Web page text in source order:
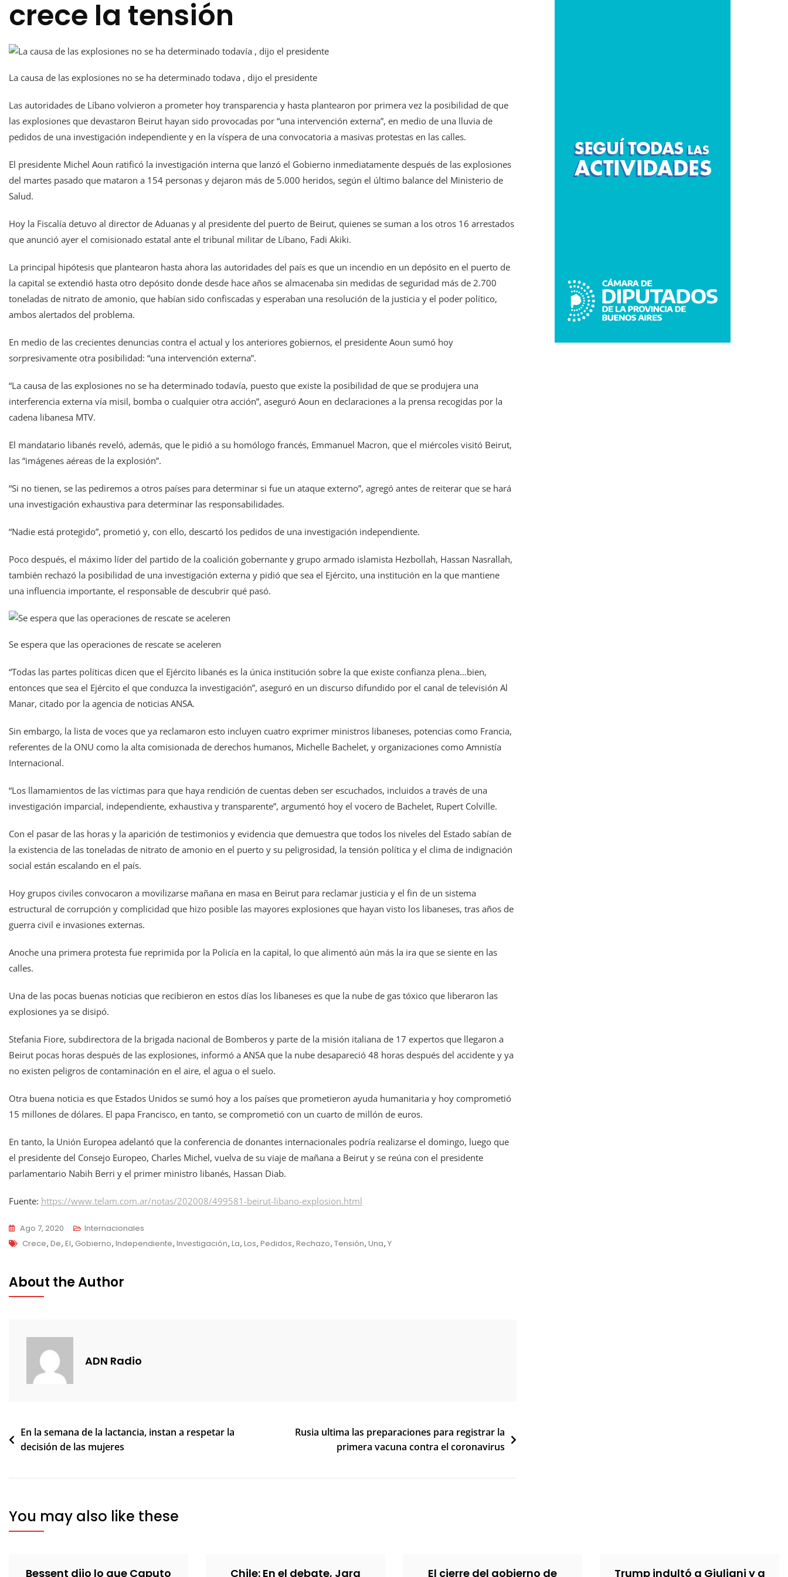
crece la tensión
La causa de las explosiones no se ha determinado todava , dijo el presidente
Las autoridades de Líbano volvieron a prometer hoy transparencia y hasta plantearon por primera vez la posibilidad de que
las explosiones que devastaron Beirut hayan sido provocadas por “una intervención externa”, en medio de una lluvia de
pedidos de una investigación independiente y en la víspera de una convocatoria a masivas protestas en las calles.
El presidente Michel Aoun ratificó la investigación interna que lanzó el Gobierno inmediatamente después de las explosiones
del martes pasado que mataron a 154 personas y dejaron más de 5.000 heridos, según el último balance del Ministerio de
Salud.
Hoy la Fiscalía detuvo al director de Aduanas y al presidente del puerto de Beirut, quienes se suman a los otros 16 arrestados
que anunció ayer el comisionado estatal ante el tribunal militar de Líbano, Fadi Akiki.
La principal hipótesis que plantearon hasta ahora las autoridades del país es que un incendio en un depósito en el puerto de
la capital se extendió hasta otro depósito donde desde hace años se almacenaba sin medidas de seguridad más de 2.700
toneladas de nitrato de amonio, que habían sido confiscadas y esperaban una resolución de la justicia y el poder político,
ambos alertados del problema.
En medio de las crecientes denuncias contra el actual y los anteriores gobiernos, el presidente Aoun sumó hoy
sorpresivamente otra posibilidad: “una intervención externa”.
“La causa de las explosiones no se ha determinado todavía, puesto que existe la posibilidad de que se produjera una
interferencia externa vía misil, bomba o cualquier otra acción”, aseguró Aoun en declaraciones a la prensa recogidas por la
cadena libanesa MTV.
El mandatario libanés reveló, además, que le pidió a su homólogo francés, Emmanuel Macron, que el miércoles visitó Beirut,
las “imágenes aéreas de la explosión”.
“Si no tienen, se las pediremos a otros países para determinar si fue un ataque externo”, agregó antes de reiterar que se hará
una investigación exhaustiva para determinar las responsabilidades.
“Nadie está protegido”, prometió y, con ello, descartó los pedidos de una investigación independiente.
Poco después, el máximo líder del partido de la coalición gobernante y grupo armado islamista Hezbollah, Hassan Nasrallah,
también rechazó la posibilidad de una investigación externa y pidió que sea el Ejército, una institución en la que mantiene
una influencia importante, el responsable de descubrir qué pasó.
Se espera que las operaciones de rescate se aceleren
“Todas las partes políticas dicen que el Ejército libanés es la única institución sobre la que existe confianza plena…bien,
entonces que sea el Ejército el que conduzca la investigación”, aseguró en un discurso difundido por el canal de televisión Al
Manar, citado por la agencia de noticias ANSA.
Sin embargo, la lista de voces que ya reclamaron esto incluyen cuatro exprimer ministros libaneses, potencias como Francia,
referentes de la ONU como la alta comisionada de derechos humanos, Michelle Bachelet, y organizaciones como Amnistía
Internacional.
“Los llamamientos de las víctimas para que haya rendición de cuentas deben ser escuchados, incluidos a través de una
investigación imparcial, independiente, exhaustiva y transparente”, argumentó hoy el vocero de Bachelet, Rupert Colville.
Con el pasar de las horas y la aparición de testimonios y evidencia que demuestra que todos los niveles del Estado sabían de
la existencia de las toneladas de nitrato de amonio en el puerto y su peligrosidad, la tensión política y el clima de indignación
social están escalando en el país.
Hoy grupos civiles convocaron a movilizarse mañana en masa en Beirut para reclamar justicia y el fin de un sistema
estructural de corrupción y complicidad que hizo posible las mayores explosiones que hayan visto los libaneses, tras años de
guerra civil e invasiones externas.
Anoche una primera protesta fue reprimida por la Policía en la capital, lo que alimentó aún más la ira que se siente en las
calles.
Una de las pocas buenas noticias que recibieron en estos días los libaneses es que la nube de gas tóxico que liberaron las
explosiones ya se disipó.
Stefania Fiore, subdirectora de la brigada nacional de Bomberos y parte de la misión italiana de 17 expertos que llegaron a
Beirut pocas horas después de las explosiones, informó a ANSA que la nube desapareció 48 horas después del accidente y ya
no existen peligros de contaminación en el aire, el agua o el suelo.
Otra buena noticia es que Estados Unidos se sumó hoy a los países que prometieron ayuda humanitaria y hoy comprometió
15 millones de dólares. El papa Francisco, en tanto, se comprometió con un cuarto de millón de euros.
En tanto, la Unión Europea adelantó que la conferencia de donantes internacionales podría realizarse el domingo, luego que
el presidente del Consejo Europeo, Charles Michel, vuelva de su viaje de mañana a Beirut y se reúna con el presidente
parlamentario Nabih Berri y el primer ministro libanés, Hassan Diab.
Fuente: https://www.telam.com.ar/notas/202008/499581-beirut-libano-explosion.html
Ago 7, 2020
Internacionales
Tags
Crece, De, El, Gobierno, Independiente, Investigación, La, Los, Pedidos, Rechazo, Tensión, Una, Y
About the Author
ADN Radio
Navegación
de
entradas
En la semana de la lactancia, instan a respetar la
decisión de las mujeres
Rusia ultima las preparaciones para registrar la
primera vacuna contra el coronavirus
You may also like these
Bessent dijo lo que Caputo Chile: En el debate, Jara El cierre del gobierno de Trump indultó a Giuliani y a